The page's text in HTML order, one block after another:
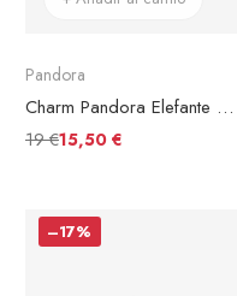
Pandora
Charm Pandora Elefante en Filigrana
19 €15,50 €
–17%